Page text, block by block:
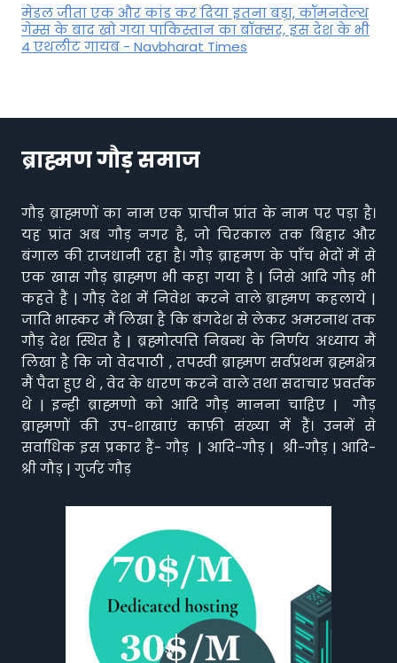
मेडल जीता एक और कांड कर दिया इतना बड़ा, कॉमनवेल्थ
गेम्स के बाद खो गया पाकिस्तान का बॉक्सर, इस देश के भी
4 एथलीट गायब - Navbharat Times
ब्राह्मण गौड़ समाज
गौड़ ब्राह्मणों का नाम एक प्राचीन प्रांत के नाम पर पड़ा है।
यह प्रांत अब गौड़ नगर है, जो चिरकाल तक बिहार और
बंगाल की राजधानी रहा है। गौड़ ब्राहमण के पाँच भेदों में से
एक खास गौड़ ब्राह्मण भी कहा गया है | जिसे आदि गौड़ भी
कहते हैं | गौड़ देश में निवेश करने वाले ब्राह्मण कहलाये |
जाति भास्कर मैं लिखा है कि बंगदेश से लेकर अमरनाथ तक
गौड़ देश स्थित है | ब्रह्मोत्पत्ति निबन्ध के निर्णय अध्याय मैं
लिखा है कि जो वेदपाठी , तपस्वी ब्राह्मण सर्वप्रथम ब्रह्मक्षेत्र
मैं पैदा हुए थे , वेद के धारण करने वाले तथा सदाचार प्रवर्तक
थे | इन्ही ब्राह्मणो को आदि गौड़ मानना चाहिए | गौड़
ब्राह्मणों की उप-शाखाएं काफ़ी संख्या में हैं। उनमें से
सर्वाधिक इस प्रकार हैं- गौड़ | आदि-गौड़ | श्री-गौड़ | आदि-
श्री गौड़ | गुर्जर गौड़